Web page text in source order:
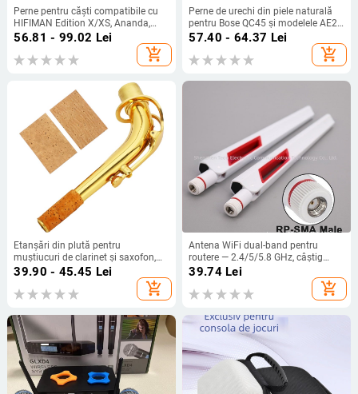
Perne pentru căști compatibile cu
HIFIMAN Edition X/XS, Ananda,
HE1000SE, Arya — confortabile la
purtare, realizate pe bază de probă
56.81 - 99.02 Lei
add_shopping_cart
Perne de urechi din piele naturală
pentru Bose QC45 și modelele AE2
QC15 QC25 QC35 QC35II
57.40 - 64.37 Lei
add_shopping_cart
Etanșări din plută pentru
muștiucuri de clarinet și saxofon,
gât curbat, model ND42, pachet 2
39.90 - 45.45 Lei
add_shopping_cart
Antena WiFi dual-band pentru
routere — 2.4/5/5.8 GHz, câștig
înalt, prin perete, conector SMA,
39.74Lei
add_shopping_cart